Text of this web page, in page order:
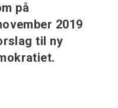
på
2019
til ny